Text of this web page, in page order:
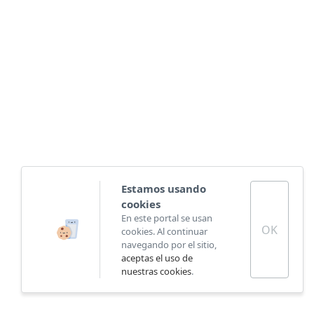
Estamos usando
cookies
En este portal se usan
cookies. Al continuar
navegando por el sitio,
aceptas el uso de
nuestras cookies.
OK